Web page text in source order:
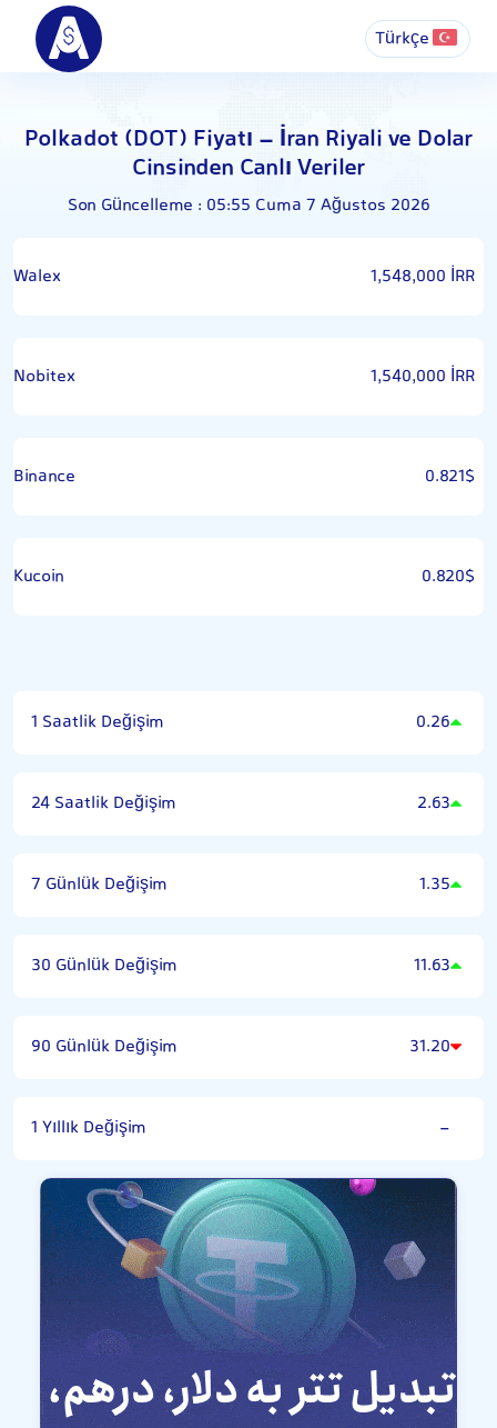
Türkçe
Polkadot (DOT) Fiyatı – İran Riyali ve Dolar
Cinsinden Canlı Veriler
Son Güncelleme : 05:55 Cuma 7 Ağustos 2026
Walex 1,548,000 İRR
Nobitex 1,540,000 İRR
Binance 0.821$
Kucoin 0.820$
1 Saatlik Değişim 0.26
24 Saatlik Değişim 2.63
7 Günlük Değişim 1.35
30 Günlük Değişim 11.63
90 Günlük Değişim 31.20
1 Yıllık Değişim -